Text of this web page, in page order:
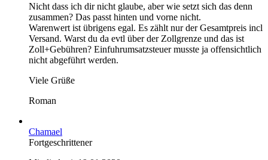
Nicht dass ich dir nicht glaube, aber wie setzt sich das denn
zusammen? Das passt hinten und vorne nicht.
Warenwert ist übrigens egal. Es zählt nur der Gesamtpreis incl
Versand. Warst du da evtl über der Zollgrenze und das ist
Zoll+Gebühren? Einfuhrumsatzsteuer musste ja offensichtlich
nicht abgeführt werden.
Viele Grüße
Roman
Chamael
Fortgeschrittener